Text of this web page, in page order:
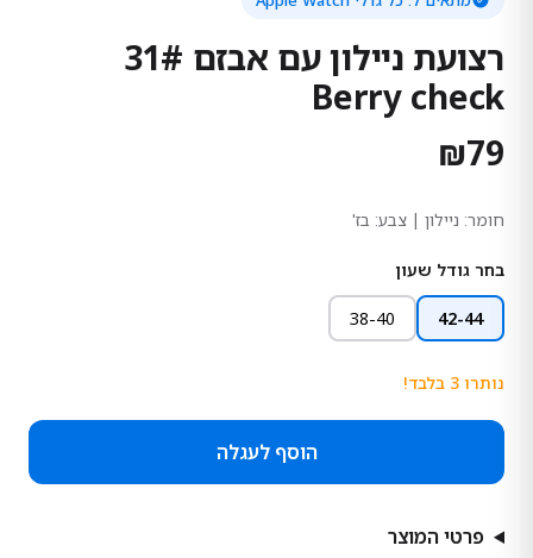
רצועת ניילון עם אבזם 31#
Berry check
₪79
חומר: ניילון | צבע: בז'
בחר גודל שעון
42-44
38-40
נותרו 3 בלבד!
הוסף לעגלה
פרטי המוצר